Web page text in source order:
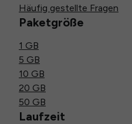
Häufig gestellte Fragen
Paketgröße
1 GB
5 GB
10 GB
20 GB
50 GB
Laufzeit